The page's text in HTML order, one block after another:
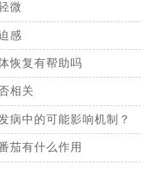
微
感
恢复有帮助吗
相关
病中的可能影响机制？
茄有什么作用